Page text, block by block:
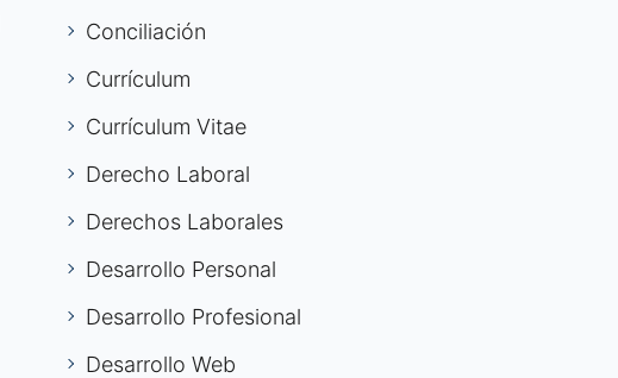
Conciliación
Currículum
Currículum Vitae
Derecho Laboral
Derechos Laborales
Desarrollo Personal
Desarrollo Profesional
Desarrollo Web